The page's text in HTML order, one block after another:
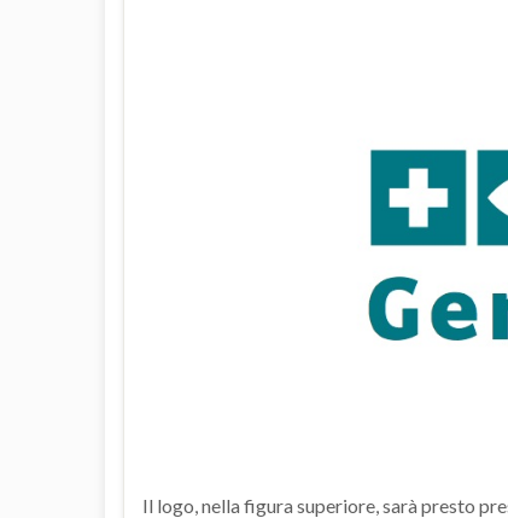
Il logo, nella figura superiore, sarà presto